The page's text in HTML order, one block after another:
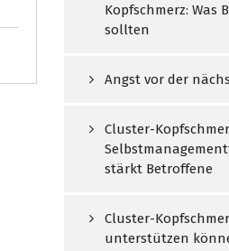
Kopfschmerz: Was
sollten
Angst vor der
Cluster-
stärkt Betroffene
Cluster-
unterstützen